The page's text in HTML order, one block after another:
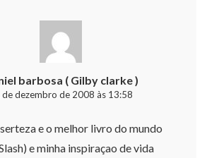
barbosa ( Gilby clarke )
de dezembro de 2008 às 13:58
e o melhor livro do mundo
e minha inspiraçao de vida